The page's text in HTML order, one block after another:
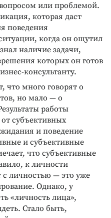
или проблемой.
которая даст
поведения
когда он ощутил
наличие задачи,
которых он готов
консультанту.
что много говорят о
но мало — о
работы
от субъективных
и поведение
и субъективные
что субъективные
к личности
с личностью — это уже
Однако, у
«личность лица»,
Стало быть,